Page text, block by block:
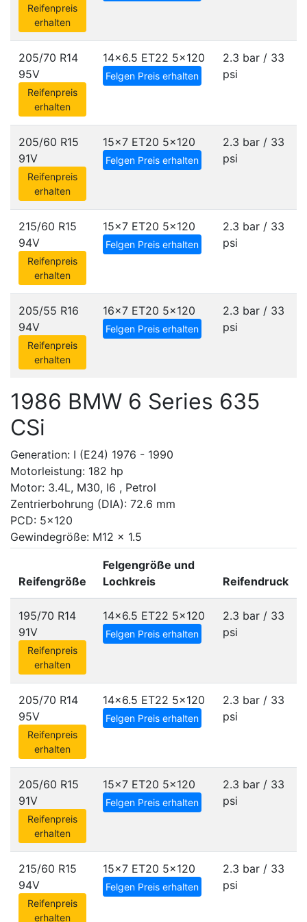
Reifenpreis
erhalten
205/70 R14
95V
Reifenpreis
erhalten
14x6.5 ET22 5x120
Felgen Preis erhalten
2.3 bar / 33
psi
205/60 R15
91V
Reifenpreis
erhalten
15x7 ET20 5x120
Felgen Preis erhalten
2.3 bar / 33
psi
215/60 R15
94V
Reifenpreis
erhalten
15x7 ET20 5x120
Felgen Preis erhalten
2.3 bar / 33
psi
205/55 R16
94V
Reifenpreis
erhalten
16x7 ET20 5x120
Felgen Preis erhalten
2.3 bar / 33
psi
1986 BMW 6 Series 635
CSi
Generation: I (E24) 1976 - 1990
Motorleistung: 182 hp
Motor: 3.4L, M30, I6 , Petrol
Zentrierbohrung (DIA): 72.6 mm
PCD: 5x120
Gewindegröße: M12 x 1.5
Reifengröße
Felgengröße und
Lochkreis
Reifendruck
195/70 R14
91V
Reifenpreis
erhalten
14x6.5 ET22 5x120
Felgen Preis erhalten
2.3 bar / 33
psi
205/70 R14
95V
Reifenpreis
erhalten
14x6.5 ET22 5x120
Felgen Preis erhalten
2.3 bar / 33
psi
205/60 R15
91V
Reifenpreis
erhalten
15x7 ET20 5x120
Felgen Preis erhalten
2.3 bar / 33
psi
215/60 R15
94V
Reifenpreis
erhalten
15x7 ET20 5x120
Felgen Preis erhalten
2.3 bar / 33
psi